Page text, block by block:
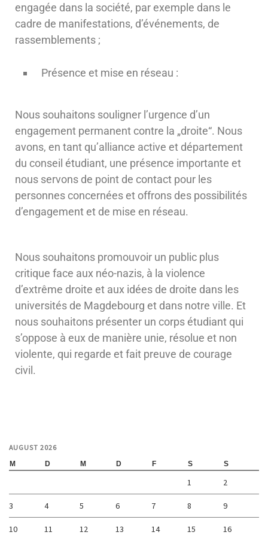
engagée dans la société, par exemple dans le
cadre de manifestations, d’événements, de
rassemblements ;
Présence et mise en réseau :
Nous souhaitons souligner l’urgence d’un
engagement permanent contre la „droite“. Nous
avons, en tant qu’alliance active et département
du conseil étudiant, une présence importante et
nous servons de point de contact pour les
personnes concernées et offrons des possibilités
d’engagement et de mise en réseau.
Nous souhaitons promouvoir un public plus
critique face aux néo-nazis, à la violence
d’extrême droite et aux idées de droite dans les
universités de Magdebourg et dans notre ville. Et
nous souhaitons présenter un corps étudiant qui
s’oppose à eux de manière unie, résolue et non
violente, qui regarde et fait preuve de courage
civil.
AUGUST 2026
M D M D F S S
1 2
3 4 5 6 7 8 9
10 11 12 13 14 15 16